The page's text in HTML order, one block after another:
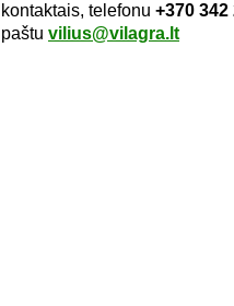
kontaktais, telefonu +370 342
paštu vilius@vilagra.lt